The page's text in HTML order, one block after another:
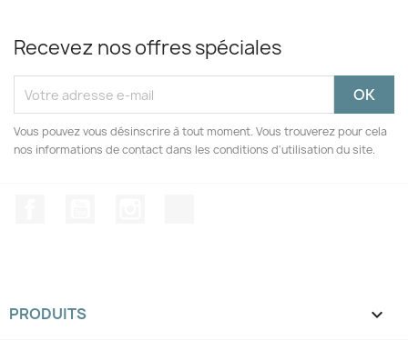
Recevez nos offres spéciales
Vous pouvez vous désinscrire à tout moment. Vous trouverez pour cela
nos informations de contact dans les conditions d'utilisation du site.
PRODUITS 